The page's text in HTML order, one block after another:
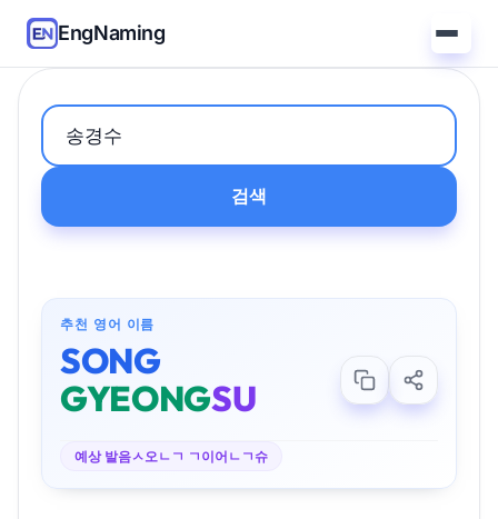
EngNaming
검색
추천 영어 이름
SONG
GYEONGSU
예상 발음ㅅ오ㄴㄱ ㄱ이어ㄴㄱ슈